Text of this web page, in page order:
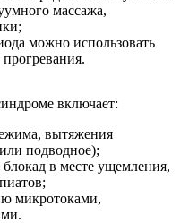
массажа,
можно использовать
прогревания.
включает:
вытяжения
подводное);
в месте ущемления,
микротоками,